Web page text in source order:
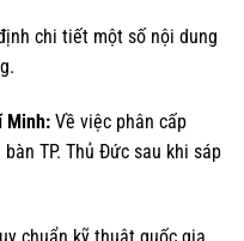
chi tiết một số nội dung
Minh:Về việc phân cấp
TP. Thủ Đức sau khi sáp